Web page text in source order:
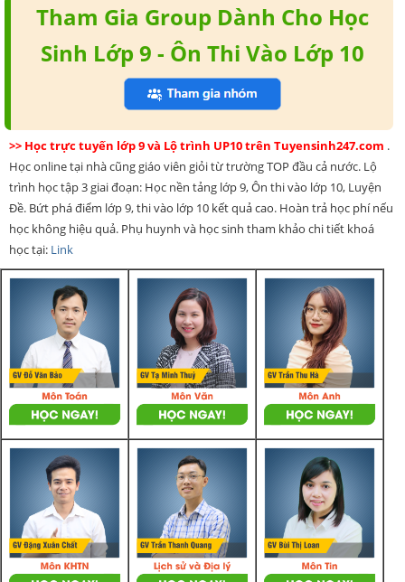
Tham Gia Group Dành Cho Học
Sinh Lớp 9 - Ôn Thi Vào Lớp 10
>> Học trực tuyến lớp 9 và Lộ trình UP10 trên Tuyensinh247.com .
Học online tại nhà cũng giáo viên giỏi từ trường TOP đầu cả nước. Lộ
trình học tập 3 giai đoạn: Học nền tảng lớp 9, Ôn thi vào lớp 10, Luyện
Đề. Bứt phá điểm lớp 9, thi vào lớp 10 kết quả cao. Hoàn trả học phí nếu
học không hiệu quả. Phụ huynh và học sinh tham khảo chi tiết khoá
học tại: Link